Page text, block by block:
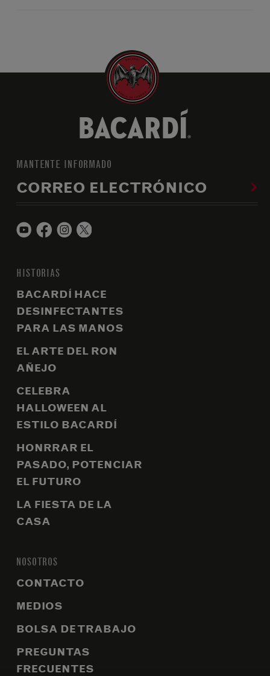
MANTENTE INFORMADO
CORREO ELECTRÓNICO
HISTORIAS
BACARDÍ HACE
DESINFECTANTES
PARA LAS MANOS
EL ARTE DEL RON
AÑEJO
CELEBRA
HALLOWEEN AL
ESTILO BACARDÍ
HONRRAR EL
PASADO, POTENCIAR
EL FUTURO
LA FIESTA DE LA
CASA
NOSOTROS
CONTACTO
MEDIOS
BOLSA DE TRABAJO
PREGUNTAS
FRECUENTES